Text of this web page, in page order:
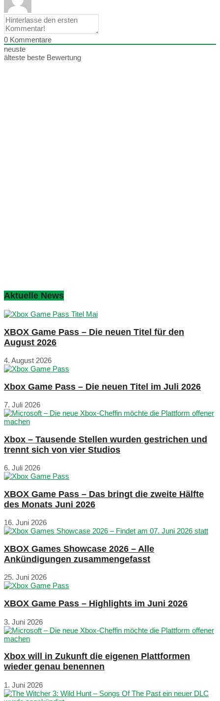
0 Kommentare
neuste
älteste beste Bewertung
Aktuelle News
XBOX Game Pass – Die neuen Titel für den
August 2026
4. August 2026
Xbox Game Pass – Die neuen Titel im Juli 2026
7. Juli 2026
Xbox – Tausende Stellen wurden gestrichen und
trennt sich von vier Studios
6. Juli 2026
XBOX Game Pass – Das bringt die zweite Hälfte
des Monats Juni 2026
16. Juni 2026
XBOX Games Showcase 2026 – Alle
Ankündigungen zusammengefasst
25. Juni 2026
XBOX Game Pass – Highlights im Juni 2026
3. Juni 2026
Xbox will in Zukunft die eigenen Plattformen
wieder genau benennen
1. Juni 2026